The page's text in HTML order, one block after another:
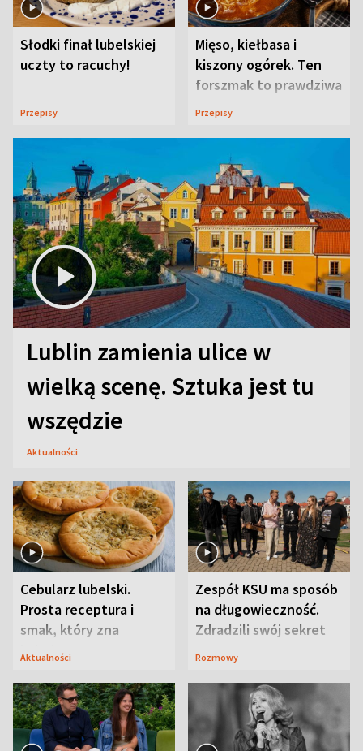
Słodki finał lubelskiej
uczty to racuchy!
Przepisy
Mięso, kiełbasa i
kiszony ogórek. Ten
forszmak to prawdziwa
uczta
Przepisy
Lublin zamienia ulice w
wielką scenę. Sztuka jest tu
wszędzie
Aktualności
Cebularz lubelski.
Prosta receptura i
smak, który zna
Lubelszczyzna
Aktualności
Zespół KSU ma sposób
na długowieczność.
Zdradzili swój sekret
Rozmowy